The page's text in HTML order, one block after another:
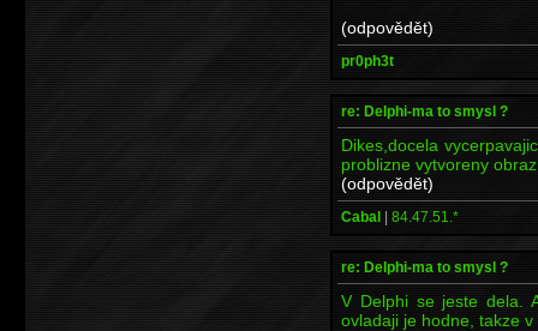
(odpovědět)
pr0ph3t
re: Delphi-ma to smysl ?
Dikes,docela
problizne vytvoreny obraz
(odpovědět)
Cabal | 84.47.51.*
re: Delphi-ma to smysl ?
V Delphi se jeste dela.
ovladaji je hodne, takze